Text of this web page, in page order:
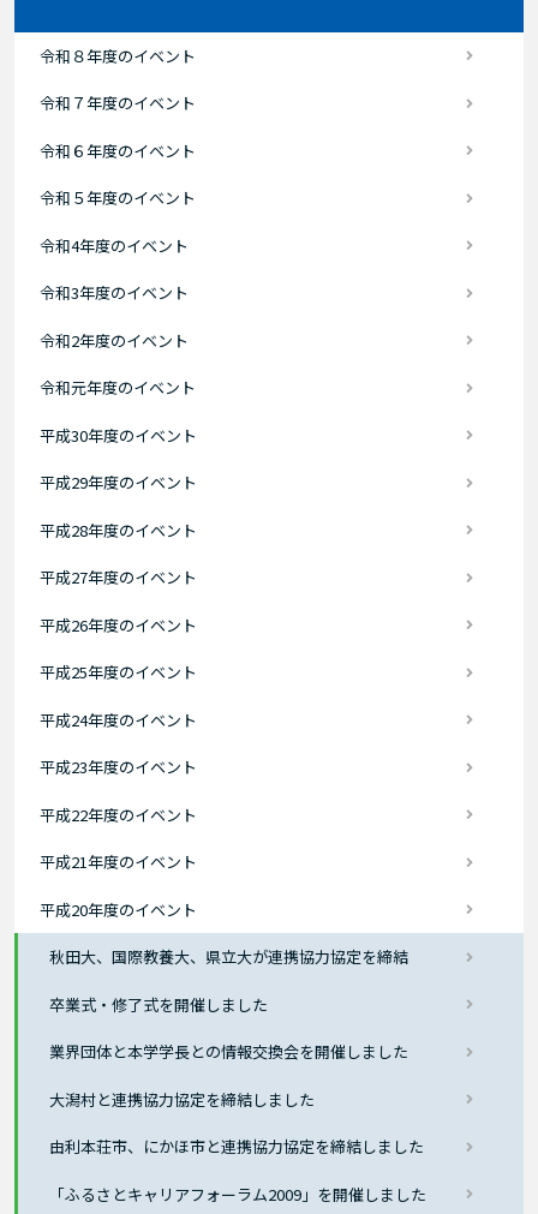
令和８年度のイベント
令和７年度のイベント
令和６年度のイベント
令和５年度のイベント
令和4年度のイベント
令和3年度のイベント
令和2年度のイベント
令和元年度のイベント
平成30年度のイベント
平成29年度のイベント
平成28年度のイベント
平成27年度のイベント
平成26年度のイベント
平成25年度のイベント
平成24年度のイベント
平成23年度のイベント
平成22年度のイベント
平成21年度のイベント
平成20年度のイベント
秋田大、国際教養大、県立大が連携協力協定を締結
卒業式・修了式を開催しました
業界団体と本学学長との情報交換会を開催しました
大潟村と連携協力協定を締結しました
由利本荘市、にかほ市と連携協力協定を締結しました
「ふるさとキャリアフォーラム2009」を開催しました